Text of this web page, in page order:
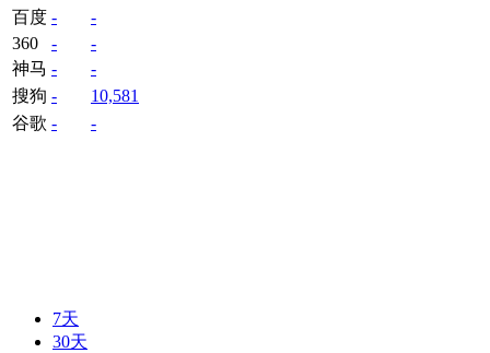
百度 -
-
360
-
-
神马 -
-
搜狗 -
10,581
谷歌 - -
7天
30天